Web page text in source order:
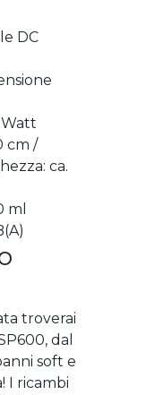
DC
Watt
cm /
ca.
ml
troverai
dal
soft e
I ricambi